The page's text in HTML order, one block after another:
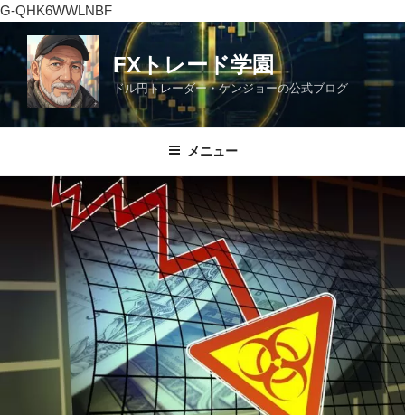
G-QHK6WWLNBF
ン
ン
ツ
ッ
FXトレード学園
ドル円トレーダー・ケンジョーの公式ブログ
メニュー